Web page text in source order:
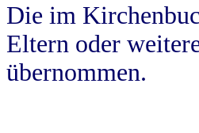
Die im
Eltern oder
übernommen.